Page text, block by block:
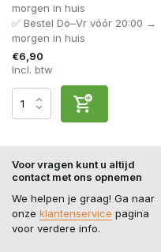
morgen in huis
✅ Bestel Do–Vr vóór 20:00 →
morgen in huis
€6,90
Incl. btw
Voor vragen kunt u altijd
contact met ons opnemen
We helpen je graag! Ga naar
onze klantenservice pagina
voor verdere info.